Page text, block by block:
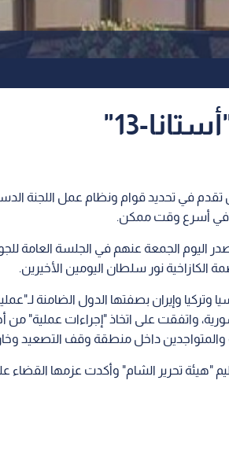
13"
تقدم في تحديد قوام ونظام عمل اللجنة
في أسرع وقت ممكن.
الكازاخية نور سلطان اليومين الأخيرين.
وتركيا وإيران بصفتها الدول الضامنة
واتفقت على اتخاذ "إجراءات عملية" من
والمتواجدين داخل منطقة وقف التصعيد
"هيئة تحرير الشام" وأكدت عزمها القضاء